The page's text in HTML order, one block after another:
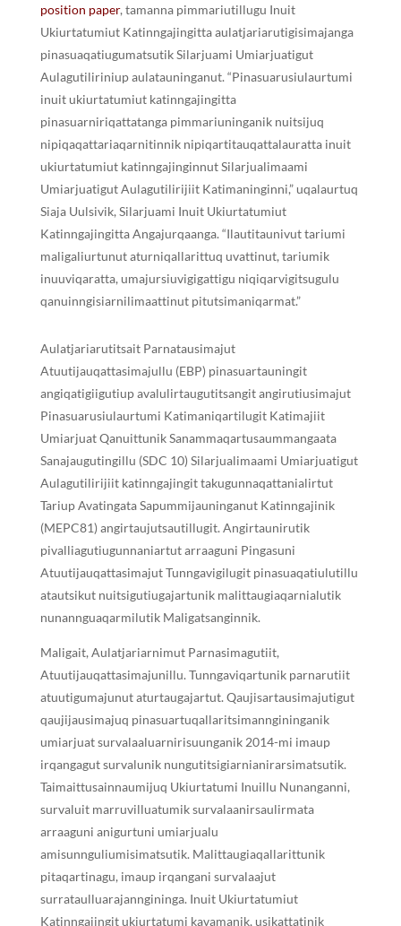
position paper, tamanna pimmariutillugu Inuit
Ukiurtatumiut Katinngajingitta aulatjariarutigisimajanga
pinasuaqatiugumatsutik Silarjuami Umiarjuatigut
Aulagutiliriniup aulatauninganut. “Pinasuarusiulaurtumi
inuit ukiurtatumiut katinngajingitta
pinasuarniriqattatanga pimmariuninganik nuitsijuq
nipiqaqattariaqarnitinnik nipiqartitauqattalauratta inuit
ukiurtatumiut katinngajinginnut Silarjualimaami
Umiarjuatigut Aulagutilirijiit Katimaninginni,” uqalaurtuq
Siaja Uulsivik, Silarjuami Inuit Ukiurtatumiut
Katinngajingitta Angajurqaanga. “Ilautitaunivut tariumi
maligaliurtunut aturniqallarittuq uvattinut, tariumik
inuuviqaratta, umajursiuvigigattigu niqiqarvigitsugulu
qanuinngisiarnilimaattinut pitutsimaniqarmat.”
Aulatjariarutitsait Parnatausimajut
Atuutijauqattasimajullu (EBP) pinasuartauningit
angiqatigiigutiup avalulirtaugutitsangit angirutiusimajut
Pinasuarusiulaurtumi Katimaniqartilugit Katimajiit
Umiarjuat Qanuittunik Sanammaqartusaummangaata
Sanajaugutingillu (SDC 10) Silarjualimaami Umiarjuatigut
Aulagutilirijiit katinngajingit takugunnaqattanialirtut
Tariup Avatingata Sapummijauninganut Katinngajinik
(MEPC81) angirtaujutsautillugit. Angirtaunirutik
pivalliagutiugunnaniartut arraaguni Pingasuni
Atuutijauqattasimajut Tunngavigilugit pinasuaqatiulutillu
atautsikut nuitsigutiugajartunik malittaugiaqarnialutik
nunannguaqarmilutik Maligatsanginnik.
Maligait, Aulatjariarnimut Parnasimagutiit,
Atuutijauqattasimajunillu. Tunngaviqartunik parnarutiit
atuutigumajunut aturtaugajartut. Qaujisartausimajutigut
qaujijausimajuq pinasuartuqallaritsimanngininganik
umiarjuat survalaaluarnirisuunganik 2014-mi imaup
irqangagut survalunik nungutitsigiarnianirarsimatsutik.
Taimaittusainnaumijuq Ukiurtatumi Inuillu Nunanganni,
survaluit marruvilluatumik survalaanirsaulirmata
arraaguni anigurtuni umiarjualu
amisunnguliumisimatsutik. Malittaugiaqallarittunik
pitaqartinagu, imaup irqangani survalaajut
surrataulluarajanngininga. Inuit Ukiurtatumiut
Katinngajingit ukiurtatumi kavamanik, usikattatinik